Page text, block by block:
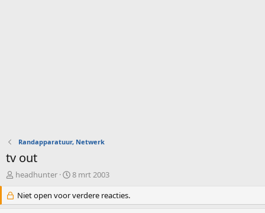
Randapparatuur, Netwerk
tv out
O
d
e
headhunter
S
a
r
8 mrt 2003
Niet open voor verdere reacties.